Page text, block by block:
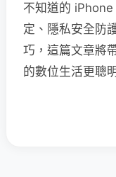
不知道的
定、隱私安全防
巧，這篇文章將
的數位生活更聰